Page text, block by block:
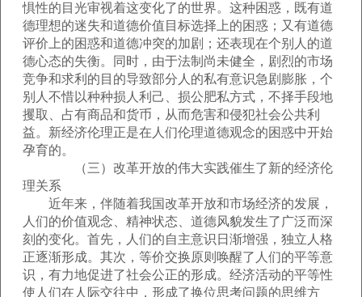
惧性的目光审视着这变化了的世界。这种困惑，既有道
德理想的迷失和道德价值目标选择上的困惑；又有道德
评价上的困惑和道德冲突的加剧；还表现在个别人的道
德心态的失衡。同时，由于法制尚未健全，剧烈的市场
竞争和求利的目的导致部分人的私有意识急剧膨胀，个
别人不惜以种种损人利己、损公肥私方式，不择手段地
攫取、占有商品和货币，从而危害和侵犯社会公共利
益。新经济伦理正是在人们伦理道德观念的困惑中开始
孕育的。
（三）改革开放的伟大实践催生了新的经济伦
理关系
近年来，伴随着我国改革开放和市场经济的发展，
人们的价值观念、精神状态、道德风貌发生了广泛而深
刻的变化。首先，人们的自主意识日渐增强，独立人格
正逐渐形成。其次，等价交换原则唤醒了人们的平等意
识，有力地促进了社会公正的形成。经济活动的平等性
使人们在人际交往中，形成了换位思考问题的思维方